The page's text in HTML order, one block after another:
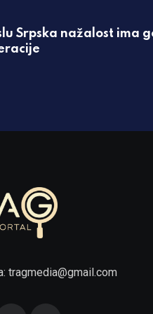
Srpska nažalost ima
tragmedia@gmail.com